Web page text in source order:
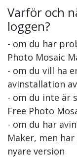
Varför och
loggen?
- om du har
Photo Mosaic
- om du vill ha
avinstallation
- om du inte är
Free Photo
- om du har
Maker, men
nyare version